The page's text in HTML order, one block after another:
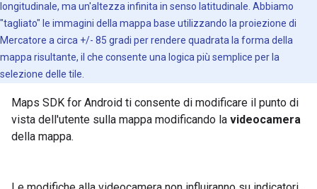
longitudinale, ma un'altezza infinita in senso latitudinale. Abbiamo
"tagliato" le immagini della mappa base utilizzando la proiezione di
Mercatore a circa +/- 85 gradi per rendere quadrata la forma della
mappa risultante, il che consente una logica più semplice per la
selezione delle tile.
Maps SDK for Android ti consente di modificare il punto di
vista dell'utente sulla mappa modificando la videocamera
della mappa.